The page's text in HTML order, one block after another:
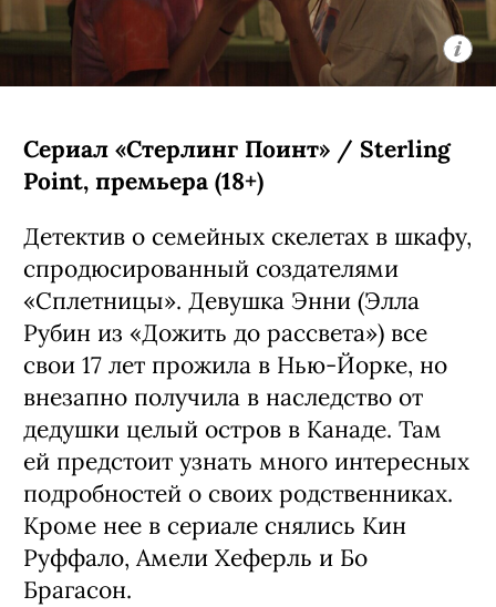
Сериал «Стерлинг Поинт» / Sterling
Point, премьера (18+)
Детектив о семейных скелетах в шкафу,
спродюсированный создателями
«Сплетницы». Девушка Энни (Элла
Рубин из «Дожить до рассвета») все
свои 17 лет прожила в Нью-Йорке, но
внезапно получила в наследство от
дедушки целый остров в Канаде. Там
ей предстоит узнать много интересных
подробностей о своих родственниках.
Кроме нее в сериале снялись Кин
Руффало, Амели Хеферль и Бо
Брагасон.